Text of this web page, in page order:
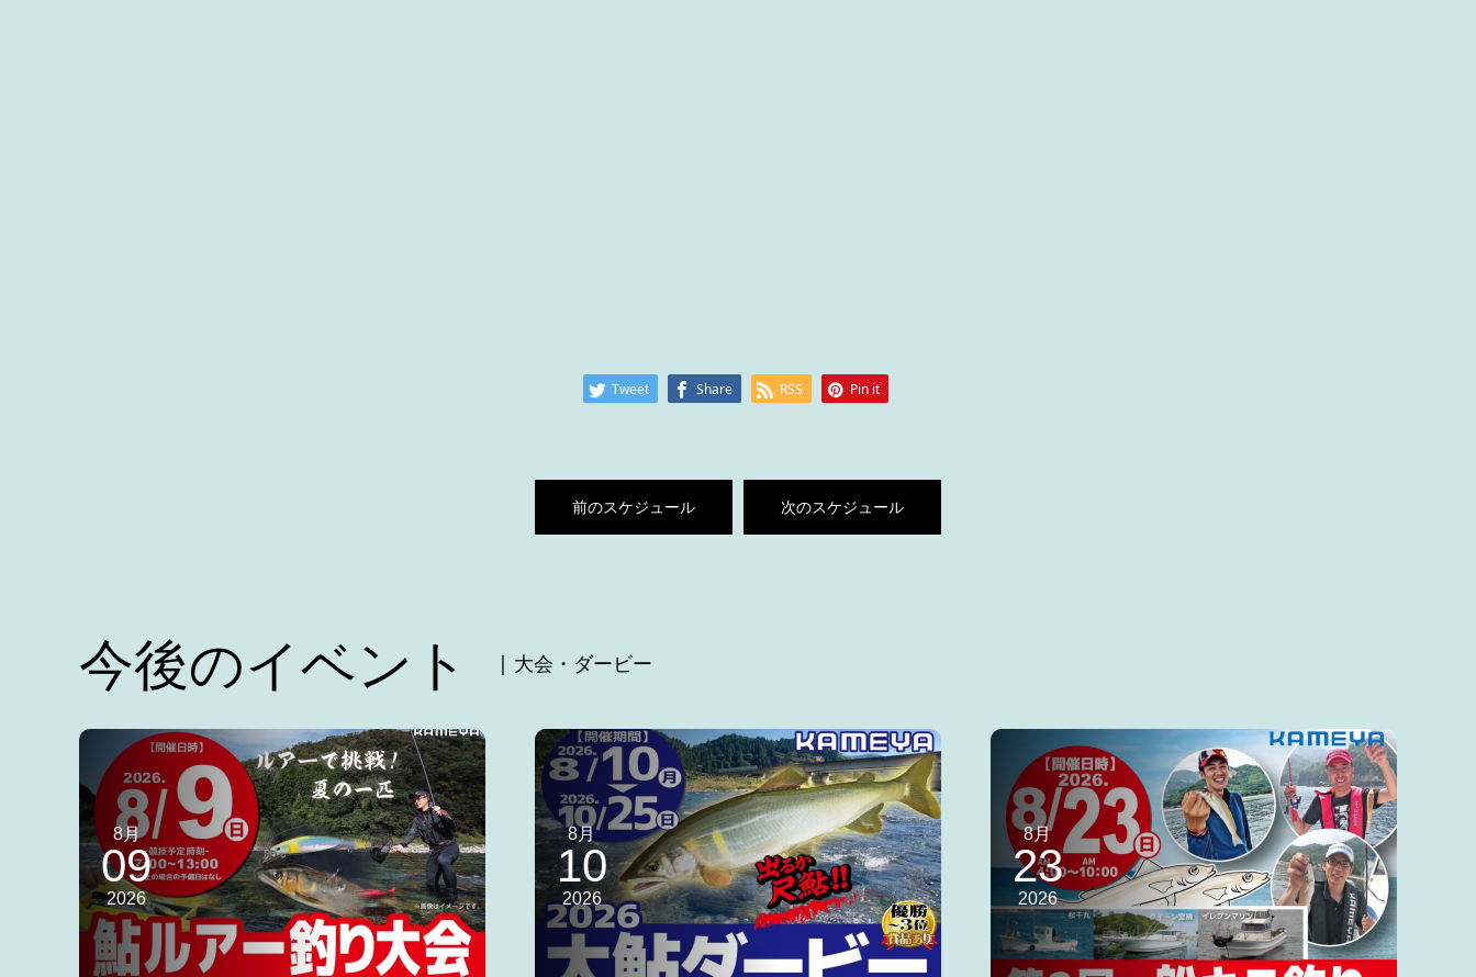
Tweet Share RSS Pin it
前のスケジュール 次のスケジュール
今後のイベント | 大会・ダービー
8月
09
2026
8月
10
2026
8月
23
2026